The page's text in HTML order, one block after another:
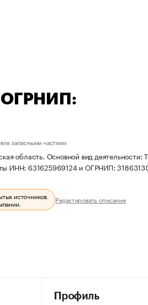
ОГРНИП:
запасными частями
область. Основной вид деятельности:
ИНН: 631625969124 и ОГРНИП:
источников.
Редактировать описание
Профиль